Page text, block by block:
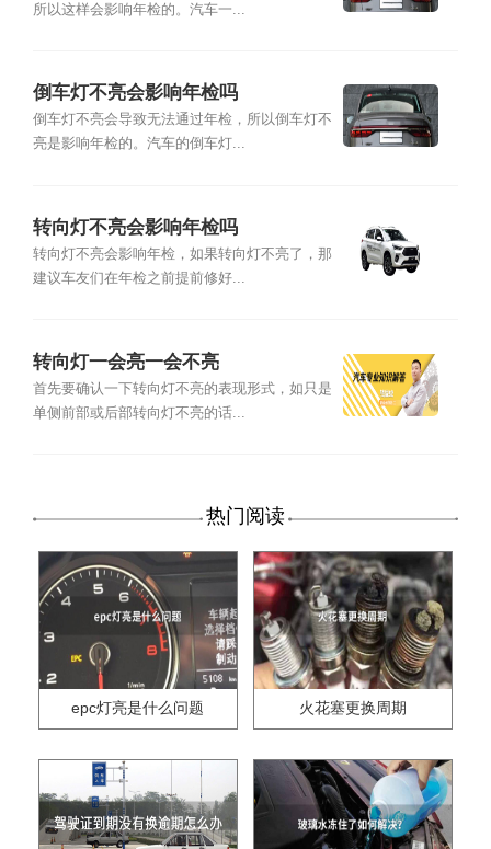
所以这样会影响年检的。汽车一...
倒车灯不亮会影响年检吗
倒车灯不亮会导致无法通过年检，所以倒车灯不
亮是影响年检的。汽车的倒车灯...
转向灯不亮会影响年检吗
转向灯不亮会影响年检，如果转向灯不亮了，那
建议车友们在年检之前提前修好...
转向灯一会亮一会不亮
首先要确认一下转向灯不亮的表现形式，如只是
单侧前部或后部转向灯不亮的话...
热门阅读
epc灯亮是什么问题 火花塞更换周期